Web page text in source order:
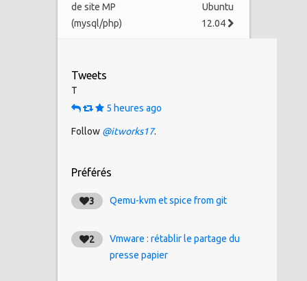
de site MP
(mysql/php)
Ubuntu
12.04
Tweets
T
5 heures ago
Follow @itworks17.
Préférés
3 Qemu-kvm et spice from git
2
Vmware : rétablir le partage du
presse papier